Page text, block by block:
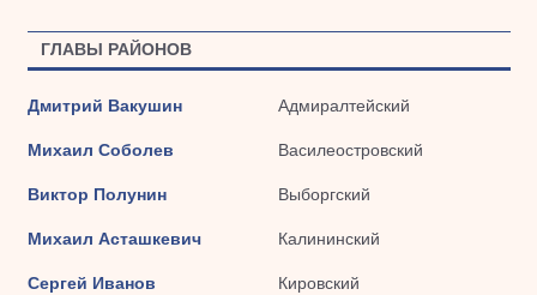
ГЛАВЫ РАЙОНОВ
Дмитрий Вакушин Адмиралтейский
Михаил Соболев Василеостровский
Виктор Полунин Выборгский
Михаил Асташкевич Калининский
Сергей Иванов Кировский